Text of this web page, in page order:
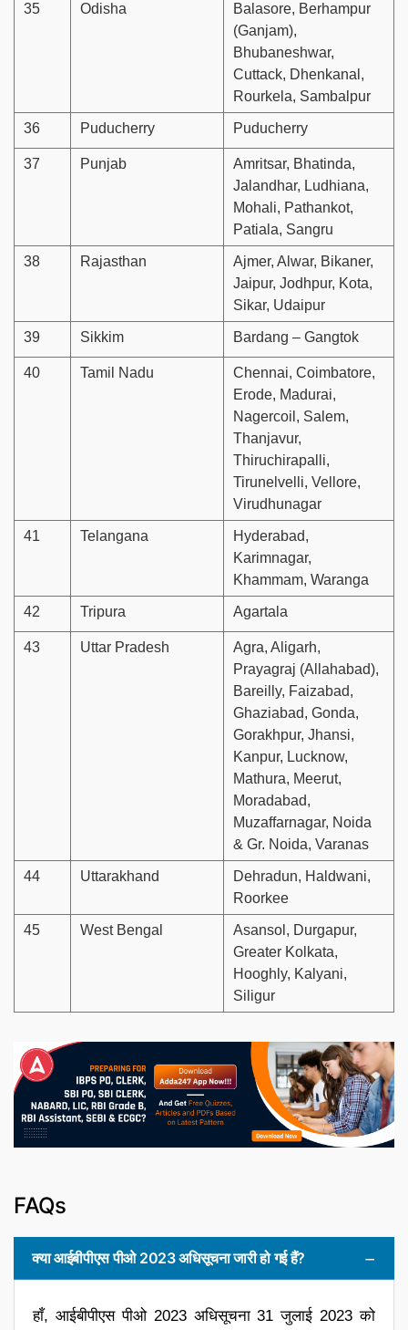
35 Odisha
Balasore, Berhampur
(Ganjam),
Bhubaneshwar,
Cuttack, Dhenkanal,
Rourkela, Sambalpur
36 Puducherry Puducherry
37 Punjab
Amritsar, Bhatinda,
Jalandhar, Ludhiana,
Mohali, Pathankot,
Patiala, Sangru
38 Rajasthan
Ajmer, Alwar, Bikaner,
Jaipur, Jodhpur, Kota,
Sikar, Udaipur
39 Sikkim Bardang – Gangtok
40 Tamil Nadu
Chennai, Coimbatore,
Erode, Madurai,
Nagercoil, Salem,
Thanjavur,
Thiruchirapalli,
Tirunelvelli, Vellore,
Virudhunagar
41 Telangana
Hyderabad,
Karimnagar,
Khammam, Waranga
42 Tripura Agartala
43 Uttar Pradesh
Agra, Aligarh,
Prayagraj (Allahabad),
Bareilly, Faizabad,
Ghaziabad, Gonda,
Gorakhpur, Jhansi,
Kanpur, Lucknow,
Mathura, Meerut,
Moradabad,
Muzaffarnagar, Noida
& Gr. Noida, Varanas
44 Uttarakhand
Dehradun, Haldwani,
Roorkee
45 West Bengal
Asansol, Durgapur,
Greater Kolkata,
Hooghly, Kalyani,
Siligur
FAQs
क्या आईबीपीएस पीओ 2023 अधिसूचना जारी हो गई हैं?
हाँ, आईबीपीएस पीओ 2023 अधिसूचना 31 जुलाई 2023 को